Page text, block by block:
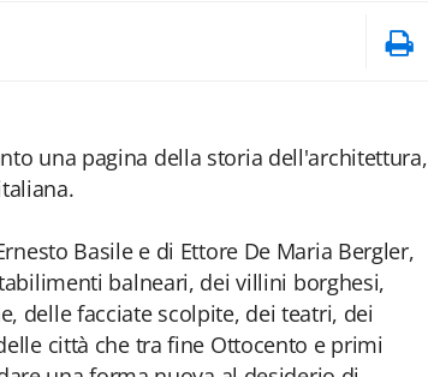
una pagina della storia dell'architettura,
Basile e di Ettore De Maria Bergler,
balneari, dei villini borghesi,
delle facciate scolpite, dei teatri, dei
città che tra fine Ottocento e primi